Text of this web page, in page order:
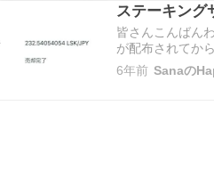
通りの騰落だっ
ステーキング
皆さんこんばん
が配布されてか
サービスをおさ
購入すれば、保
6年前 Sanaの